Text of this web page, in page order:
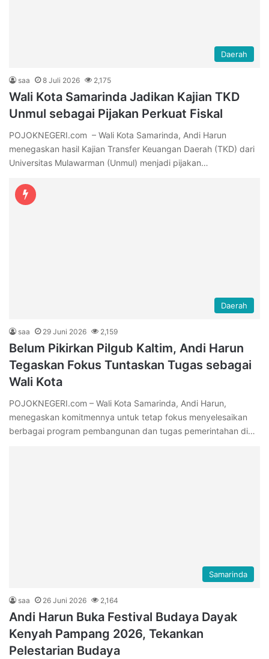
Daerah
saa 8 Juli 2026 2,175
Wali Kota Samarinda Jadikan Kajian TKD
Unmul sebagai Pijakan Perkuat Fiskal
POJOKNEGERI.com – Wali Kota Samarinda, Andi Harun
menegaskan hasil Kajian Transfer Keuangan Daerah (TKD) dari
Universitas Mulawarman (Unmul) menjadi pijakan…
Daerah
saa 29 Juni 2026 2,159
Belum Pikirkan Pilgub Kaltim, Andi Harun
Tegaskan Fokus Tuntaskan Tugas sebagai
Wali Kota
POJOKNEGERI.com – Wali Kota Samarinda, Andi Harun,
menegaskan komitmennya untuk tetap fokus menyelesaikan
berbagai program pembangunan dan tugas pemerintahan di…
Samarinda
saa 26 Juni 2026 2,164
Andi Harun Buka Festival Budaya Dayak
Kenyah Pampang 2026, Tekankan
Pelestarian Budaya